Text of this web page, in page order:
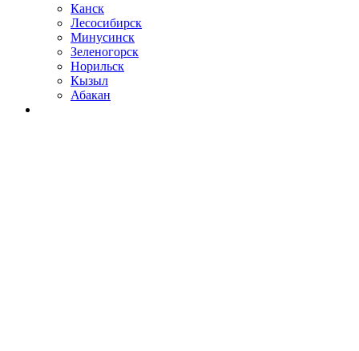
Канск
Лесосибирск
Минусинск
Зеленогорск
Норильск
Кызыл
Абакан